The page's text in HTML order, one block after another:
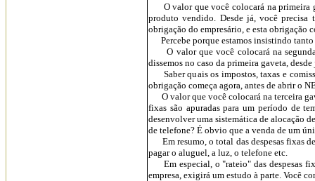
O valor que você colocará na primeira
produto vendido. Desde já, você precisa
obrigação do empresário, e esta obrigação
Percebe porque estamos insistindo tanto
O valor que você colocará na segunda
dissemos no caso da primeira gaveta,
Saber quais os impostos, taxas e
obrigação começa agora, antes de abrir o
O valor que você colocará na terceira
fixas são apuradas para um período de
desenvolver uma sistemática de alocação
de telefone? É obvio que a venda de um
Em resumo, o total das despesas fixas
pagar o aluguel, a luz, o telefone etc.
Em especial, o "rateio" das despesas
empresa, exigirá um estudo à parte. Você